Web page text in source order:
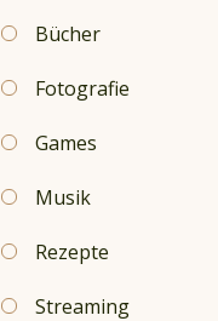
Bücher
Fotografie
Games
Musik
Rezepte
Streaming